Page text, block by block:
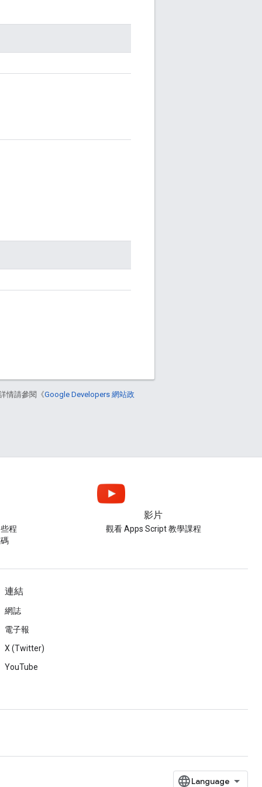
情請參閱《Google Developers 網站政
程
影片
觀看 Apps Script 教學課程
連結
網誌
電子報
X (Twitter)
YouTube